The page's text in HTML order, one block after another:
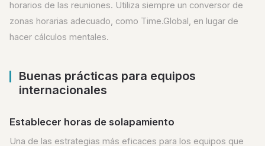
horarios de las reuniones. Utiliza siempre un conversor de
zonas horarias adecuado, como Time.Global, en lugar de
hacer cálculos mentales.
Buenas prácticas para equipos
internacionales
Establecer horas de solapamiento
Una de las estrategias más eficaces para los equipos que